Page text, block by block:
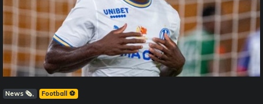
News 🗞️ Football ⚽️